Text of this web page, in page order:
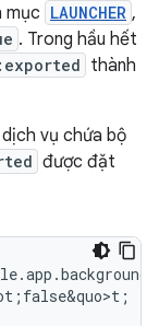
mục LAUNCHER ,
. Trong hầu hết
thành
vụ chứa bộ
được đặt